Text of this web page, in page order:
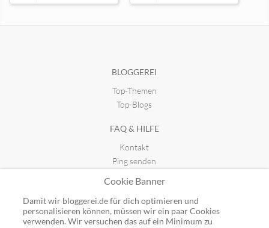
Deine heimische Spa-Oase
BLOGGEREI
Top-Themen
Top-Blogs
FAQ & HILFE
Kontakt
Ping senden
GUTSCHEINE
Top-Gutscheine
Cookie Banner
Damit wir bloggerei.de für dich optimieren und
personalisieren können, müssen wir ein paar Cookies
verwenden. Wir versuchen das auf ein Minimum zu